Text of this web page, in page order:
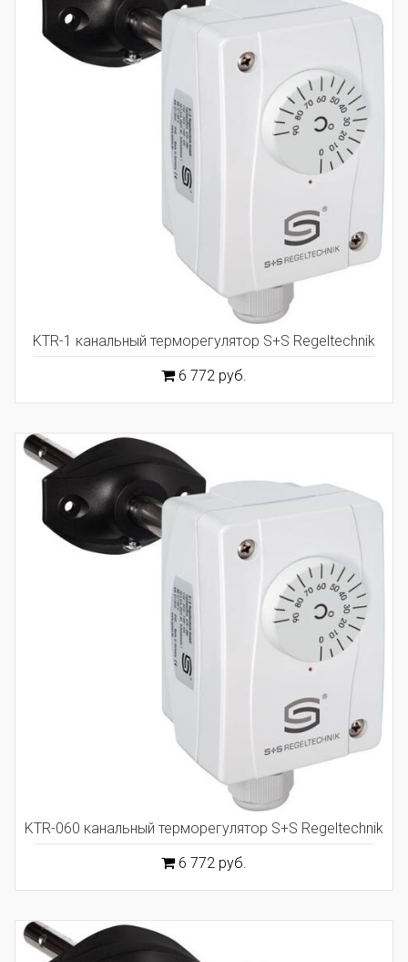
KTR-1 канальный терморегулятор S+S Regeltechnik
6 772 руб.
KTR-060 канальный терморегулятор S+S Regeltechnik
6 772 руб.